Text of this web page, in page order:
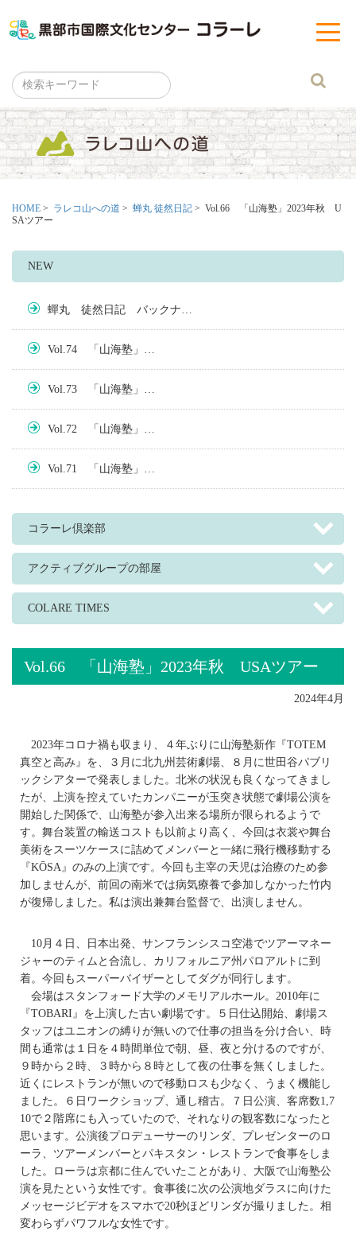
黒部
t
o
v
i
g
a
t
i
o
HOME > ラレコ山への道 > 蝉丸 徒然日記 > Vol.66 「山海塾」2023年秋 U
SAツアー
NEW
蟬丸 徒然日記 バックナ…
Vol.74 「山海塾」…
Vol.73 「山海塾」…
Vol.72 「山海塾」…
Vol.71 「山海塾」…
コラーレ倶楽部
アクティブグループの部屋
COLARE TIMES
Vol.66 「山海塾」2023年秋 USAツアー
2024年4月
2023年コロナ禍も収まり、４年ぶりに山海塾新作『TOTEM
真空と高み』を、３月に北九州芸術劇場、８月に世田谷パブリ
ックシアターで発表しました。北米の状況も良くなってきまし
たが、上演を控えていたカンパニーが玉突き状態で劇場公演を
開始した関係で、山海塾が参入出来る場所が限られるようで
す。舞台装置の輸送コストも以前より高く、今回は衣裳や舞台
美術をスーツケースに詰めてメンバーと一緒に飛行機移動する
『KŌSA』のみの上演です。今回も主宰の天児は治療のため参
加しませんが、前回の南米では病気療養で参加しなかった竹内
が復帰しました。私は演出兼舞台監督で、出演しません。
10月４日、日本出発、サンフランシスコ空港でツアーマネー
ジャーのティムと合流し、カリフォルニア州パロアルトに到
着。今回もスーパーバイザーとしてダグが同行します。
会場はスタンフォード大学のメモリアルホール。2010年に
『TOBARI』を上演した古い劇場です。５日仕込開始、劇場ス
タッフはユニオンの縛りが無いので仕事の担当を分け合い、時
間も通常は１日を４時間単位で朝、昼、夜と分けるのですが、
９時から２時、３時から８時として夜の仕事を無くしました。
近くにレストランが無いので移動ロスも少なく、うまく機能し
ました。６日ワークショップ、通し稽古。７日公演、客席数1,7
10で２階席にも入っていたので、それなりの観客数になったと
思います。公演後プロデューサーのリンダ、プレゼンターのロ
ーラ、ツアーメンバーとパキスタン・レストランで食事をしま
した。ローラは京都に住んでいたことがあり、大阪で山海塾公
演を見たという女性です。食事後に次の公演地ダラスに向けた
メッセージビデオをスマホで20秒ほどリンダが撮りました。相
変わらずパワフルな女性です。